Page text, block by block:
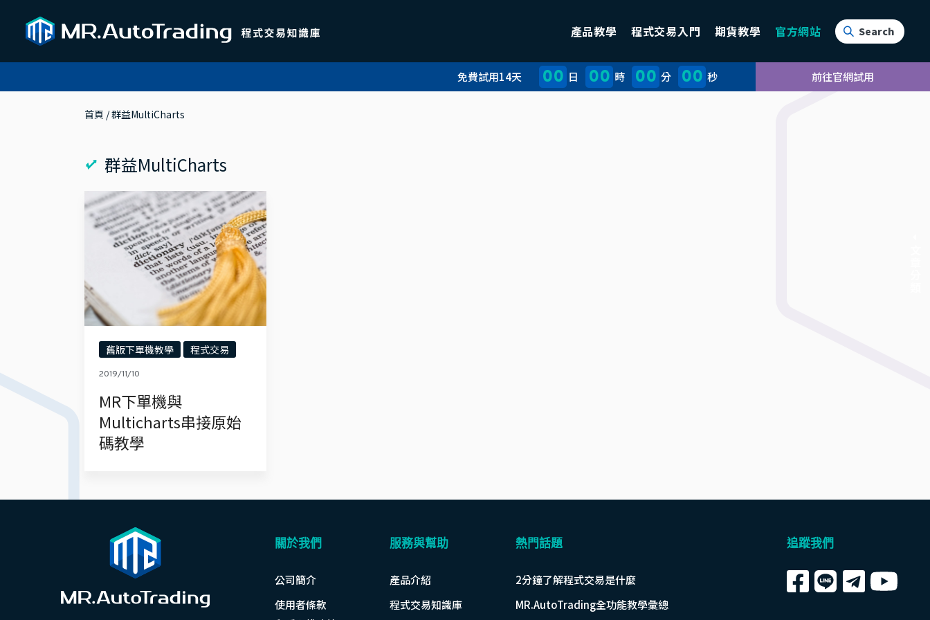
產品教學 程式交易入門 期貨教學 官方網站
前往官網試用
免費試用14天 00 日 00 時 00 分 00 秒
首頁 / 群益MultiCharts
群益MultiCharts
舊版下單機教學 程式交易
2019/11/10
MR下單機與
Multicharts串接原始
碼教學
關於我們
公司簡介
使用者條款
服務與幫助
產品介紹
程式交易知識庫
熱門話題
2分鐘了解程式交易是什麼
MR.AutoTrading全功能教學彙總
追蹤我們